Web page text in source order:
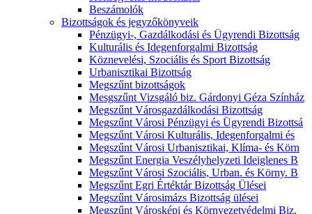
Beszámolók
Bizottságok és jegyzőkönyveik
Pénzügyi-, Gazdálkodási és Ügyrendi Bizottság
Kulturális és Idegenforgalmi Bizottság
Köznevelési, Szociális és Sport Bizottság
Urbanisztikai Bizottság
Megszűnt bizottságok
Mesgszűnt Vizsgáló biz. Gárdonyi Géza Színház
Megszűnt Városgazdálkodási Bizottság
Megszűnt Városi Pénzügyi és Ügyrendi Bizottsá
Megszűnt Városi Kulturális, Idegenforgalmi és
Megszűnt Városi Urbanisztikai, Klíma- és Körn
Megszűnt Energia Veszélyhelyzeti Ideiglenes B
Megszűnt Városi Szociális, Urban. és Körny. B
Megszűnt Egri Értéktár Bizottság Ülései
Megszűnt Városimázs Bizottság ülései
Megszűnt Városképi és Környezetvédelmi Biz.